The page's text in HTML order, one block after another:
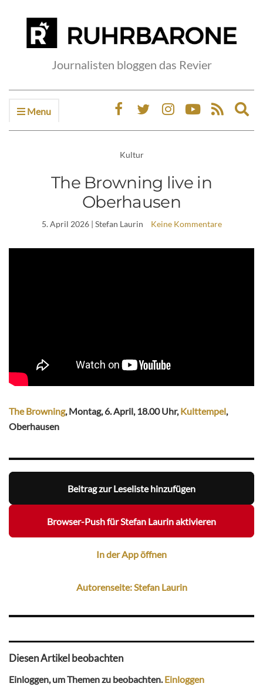
Journalisten bloggen das Revier
Menu
Kultur
The Browning live in
Oberhausen
5. April 2026| Stefan Laurin Keine Kommentare
The Browning, Montag, 6. April, 18.00 Uhr,Kulttempel,
Oberhausen
Beitrag zur Leseliste hinzufügen
Browser-Push für Stefan Laurin aktivieren
In der App öffnen
Autorenseite: Stefan Laurin
Diesen Artikel beobachten
Einloggen, um Themen zu beobachten. Einloggen